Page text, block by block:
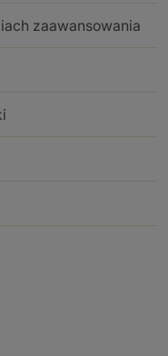
zaawansowania